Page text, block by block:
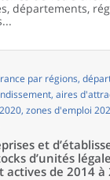
départements,
par régions,
aires
zones d'emploi
et
d’unités
de 2014 à